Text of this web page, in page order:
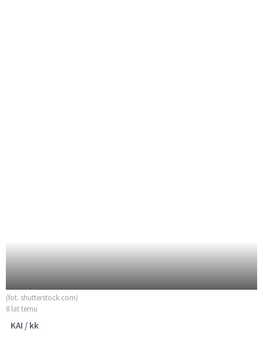
(fot. shutterstock.com)
8 lat temu
KAI / kk